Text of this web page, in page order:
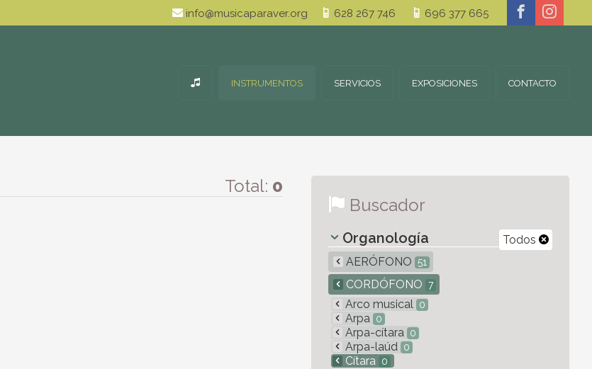
info@musicaparaver.org 628 267 746 696 377 665
INSTRUMENTOS SERVICIOS EXPOSICIONES CONTACTO
Total: 0
Buscador
Todos
Organología
AERÓFONO 51
CORDÓFONO 7
Arco musical 0
Arpa 0
Arpa-cítara 0
Arpa-laúd 0
Cítara 0